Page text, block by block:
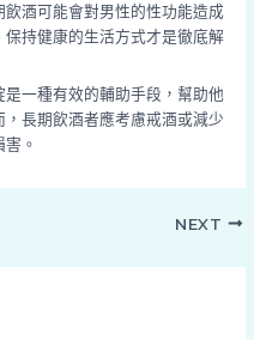
酒可能會對男性的性功能造成
持健康的生活方式才是徹底解
一種有效的輔助手段，幫助他
，長期飲酒者應考慮戒酒或減少
。
NEXT